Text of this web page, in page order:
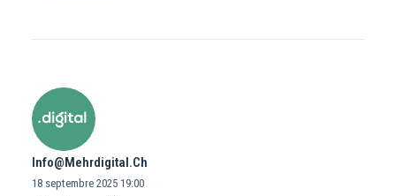
Info@mehrdigital.ch
18 septembre 2025 19:00